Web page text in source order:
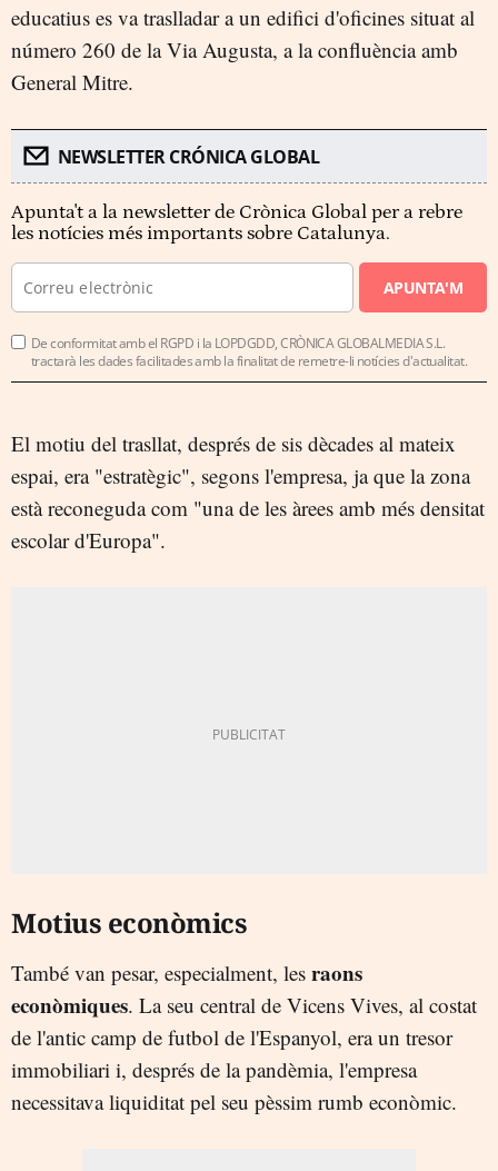
educatius es va traslladar a un edifici d'oficines situat al
número 260 de la Via Augusta, a la confluència amb
General Mitre.
NEWSLETTER CRÓNICA GLOBAL
Apunta't a la newsletter de Crònica Global per a rebre
les notícies més importants sobre Catalunya.
APUNTA'M
De conformitat amb el RGPD i la LOPDGDD, CRÒNICA GLOBALMEDIA S.L.
tractarà les dades facilitades amb la finalitat de remetre-li notícies d'actualitat.
El motiu del trasllat, després de sis dècades al mateix
espai, era "estratègic", segons l'empresa, ja que la zona
està reconeguda com "una de les àrees amb més densitat
escolar d'Europa".
Motius econòmics
També van pesar, especialment, les raons
econòmiques. La seu central de Vicens Vives, al costat
de l'antic camp de futbol de l'Espanyol, era un tresor
immobiliari i, després de la pandèmia, l'empresa
necessitava liquiditat pel seu pèssim rumb econòmic.